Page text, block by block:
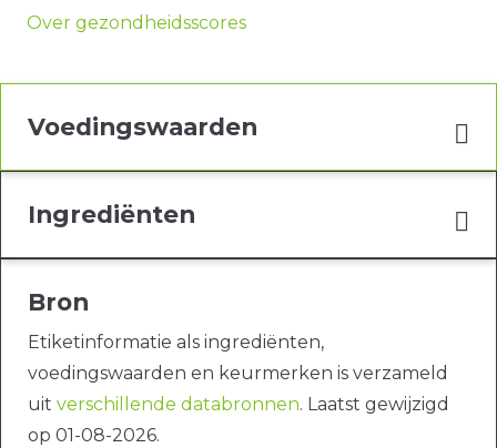
Over gezondheidsscores
Voedingswaarden
Ingrediënten
Bron
Etiketinformatie als ingrediënten,
voedingswaarden en keurmerken is verzameld
uit verschillende databronnen. Laatst gewijzigd
op 01-08-2026.